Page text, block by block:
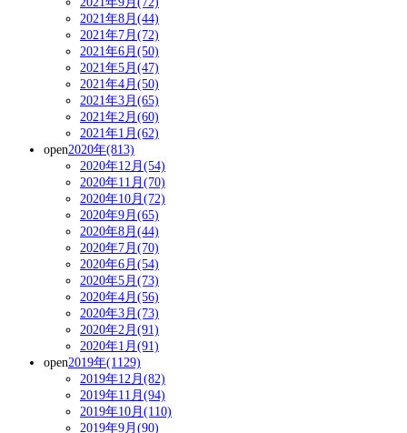
2021年8月(44)
2021年7月(72)
2021年6月(50)
2021年5月(47)
2021年4月(50)
2021年3月(65)
2021年2月(60)
2021年1月(62)
open2020年(813)
2020年12月(54)
2020年11月(70)
2020年10月(72)
2020年9月(65)
2020年8月(44)
2020年7月(70)
2020年6月(54)
2020年5月(73)
2020年4月(56)
2020年3月(73)
2020年2月(91)
2020年1月(91)
open2019年(1129)
2019年12月(82)
2019年11月(94)
2019年10月(110)
2019年9月(90)